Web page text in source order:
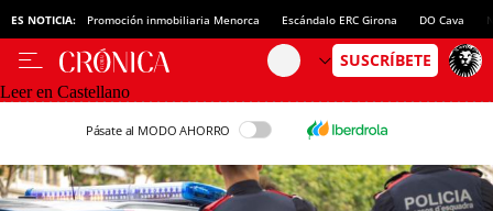
ES NOTICIA: Promoción inmobiliaria Menorca Escándalo ERC Girona DO Cava
Leer en Castellano
Pásate al MODO AHORRO